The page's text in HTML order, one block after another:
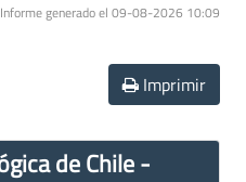
Informe generado el 09-08-2026 10:09
Imprimir
de Chile -